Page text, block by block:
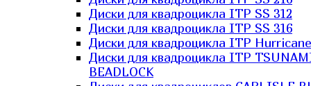
Диски для квадроцикла ITP SS 312
Диски для квадроцикла ITP SS 316
Диски для квадроцикла ITP Hurricane
Диски для квадроцикла ITP
BEADLOCK